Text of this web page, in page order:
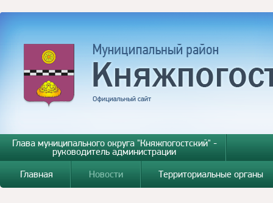
Глава муниципального округа "Княжпогостский" -
руководитель администрации
Главная
Новости Территориальные органы